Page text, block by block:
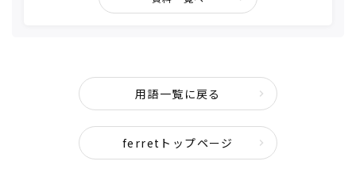
用語一覧に戻る
ferretトップページ